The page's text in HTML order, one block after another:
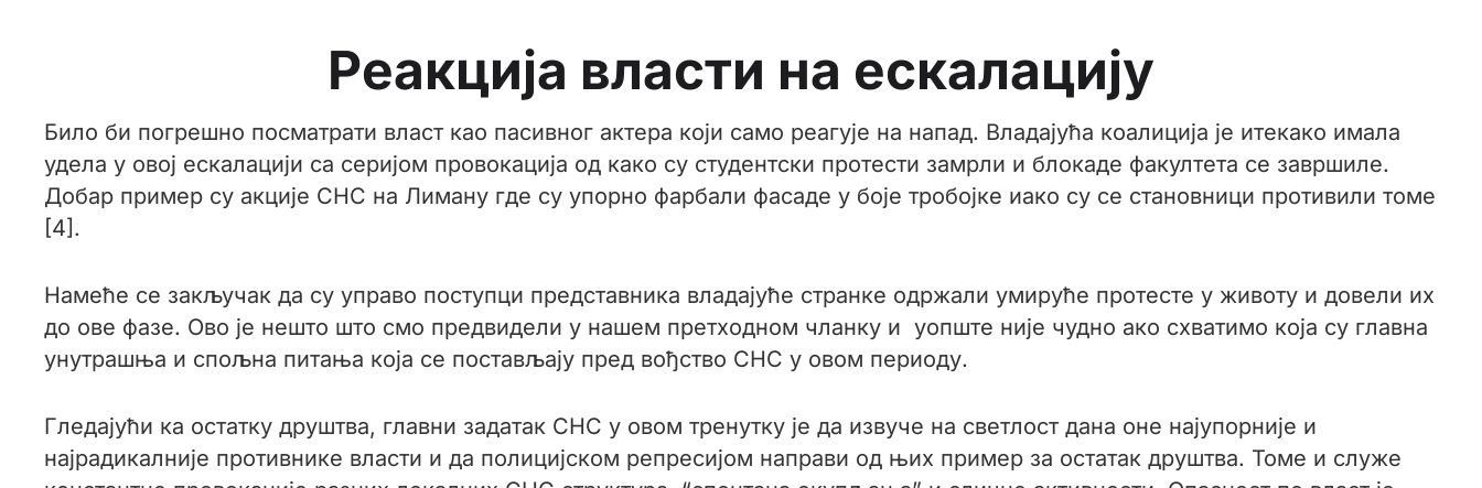
Реакција власти на ескалацију
Било би погрешно посматрати власт као пасивног актера који само реагује на напад. Владајућа коалиција је итекако имала
удела у овој ескалацији са серијом провокација од како су студентски протести замрли и блокаде факултета се завршиле.
Добар пример су акције СНС на Лиману где су упорно фарбали фасаде у боје тробојке иако су се становници противили томе
[4].
Намеће се закључак да су управо поступци представника владајуће странке одржали умируће протесте у животу и довели их
до ове фазе. Ово је нешто што смо предвидели у нашем претходном чланку и уопште није чудно ако схватимо која су главна
унутрашња и спољна питања која се постављају пред вођство СНС у овом периоду.
Гледајући ка остатку друштва, главни задатак СНС у овом тренутку је да извуче на светлост дана оне најупорније и
најрадикалније противнике власти и да полицијском репресијом направи од њих пример за остатак друштва. Томе и служе